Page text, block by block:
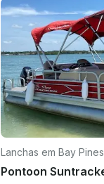
Lanchas em Bay Pines